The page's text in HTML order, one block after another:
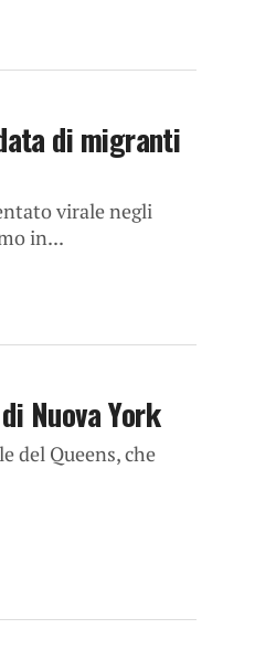
di migranti
virale negli
in...
Nuova York
del Queens, che